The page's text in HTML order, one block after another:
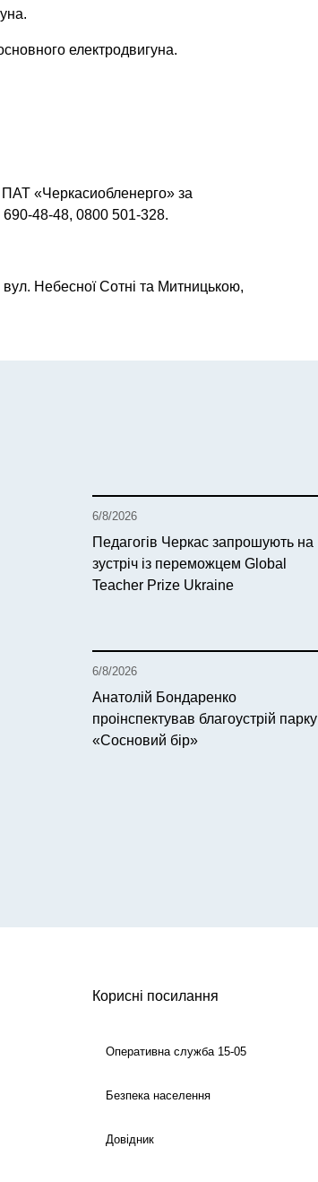
електродвигуна.
«Черкасиобленерго» за
48-48, 0800 501-328.
Небесної Сотні та Митницькою,
6/8/2026
Педагогів Черкас запрошують на
зустріч із переможцем Global
Teacher Prize Ukraine
6/8/2026
Анатолій Бондаренко
проінспектував благоустрій парку
«Сосновий бір»
Корисні посилання
Оперативна служба 15-05
Безпека населення
Довідник